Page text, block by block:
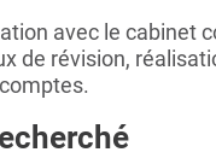
avec le cabinet
de révision,